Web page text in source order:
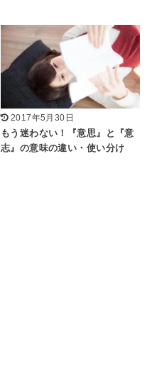
2017年5月30日
もう迷わない！『意思』と『意
志』の意味の違い・使い分け